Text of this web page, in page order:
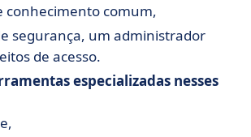
conhecimento comum,
segurança, um administrador
de acesso.
especializadas nesses